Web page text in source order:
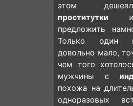
этом
проститутки и
предложить
Только один
довольно мало,
чем того
мужчины с
похожа на
одноразовых